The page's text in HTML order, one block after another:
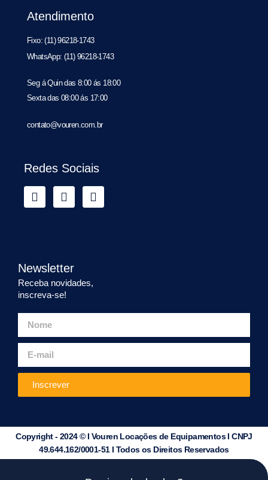
Atendimento
Fixo: (11) 96218-1743
WhatsApp: (11) 96218-1743
Seg á Quin das 8:00 ás 18:00
Sexta das 08:00 ás 17:00
contato@vouren.com.br
Redes Sociais
Newsletter
Receba novidades,
inscreva-se!
Inscrever
Copyright - 2024 © I Vouren Locações de Equipamentos I CNPJ
49.644.162/0001-51 I Todos os Direitos Reservados